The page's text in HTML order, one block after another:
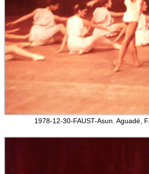
1978-12-30-FAUST-Asun. Aguadé,